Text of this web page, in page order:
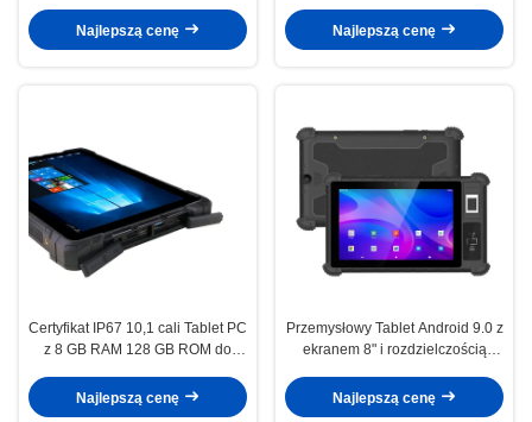
pamięci SSD o pojemności 1 TB
przeznaczone do eksploatacji
Najlepszą cenę
Komputer przemysłowy
Najlepszą cenę
Certyfikat IP67 10,1 cali Tablet PC
z 8 GB RAM 128 GB ROM do
Najlepszą cenę
Przemysłowy Tablet Android 9.0 z
ekranem 8" i rozdzielczością
profesjonalnego
Najlepszą cenę